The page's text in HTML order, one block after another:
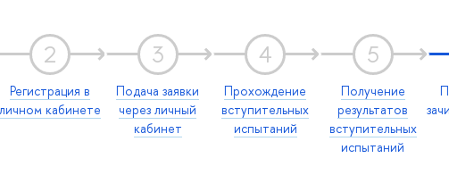
2
Регистрация в
личном кабинете
3
Подача заявки
через личный
кабинет
4
Прохождение
вступительных
испытаний
5
Получение
результатов
вступительных
испытаний